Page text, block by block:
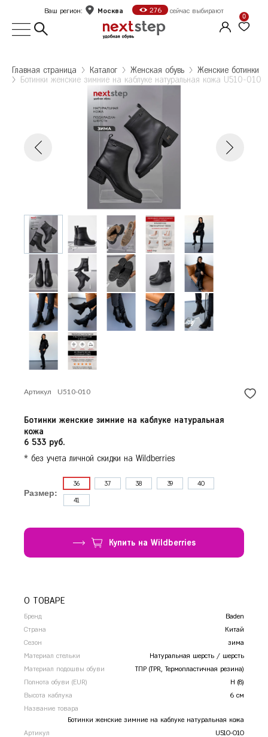
Главная страница Kаталог Женская обувь
Женские ботинки
Ботинки женские зимние на каблуке натуральная кожа U510-010
Выбор города
Укажите ваш город
Санкт-Петербург
Железногорск
Казань
Калуга
Красногорск
Краснодар
Красноярск
Курск
Липецк
Нижний Новгород
Орёл
Пермь
Ростов-на-Дону
Самара
Саратов
Ставрополь
Тольятти
Тула
Тюмень
Уфа
Ярославль
Ваш регион: Москва 276 сейчас выбирают
0
Артикул U510-010
Ботинки женские зимние на каблуке натуральная
кожа
6 533 руб.
* без учета личной скидки на Wildberries
Размер:
36 37 38 39 40
41
Купить на Wildberries
О ТОВАРЕ
Бренд
Baden
Страна
Китай
Сезон
зима
Материал стельки
Натуральная шерсть / шерсть
Материал подошвы обуви
ТПР (TPR, Термопластичная резина)
Полнота обуви (EUR)
H (8)
Высота каблука
6 см
Название товара
Ботинки женские зимние на каблуке натуральная кожа
Артикул
U510-010
Ботинки женские зимние на каблуке
натуральная кожа U510-010
Размер: 37
Колличество: 1
2 095 ₽
Ботинки женские зимние на каблуке
натуральная кожа U510-010
Количество: 1
2 095 ₽
Продолжить покупки
Оформить заказ